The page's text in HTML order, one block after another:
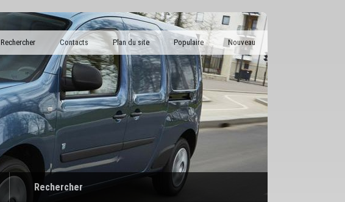
Nouveau
Populaire
Plan du site
Contacts
Rechercher
Rechercher